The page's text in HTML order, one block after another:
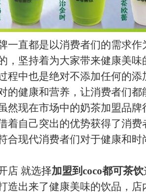
直都是以消费者们的需求作
，坚持着为大家带来健康美
程中也是绝对不添加任何的添
的健康和营养，让消费者们
然现在市场中的奶茶加盟品牌
着自己突出的优势获得了消费
合现代消费者们对于健康和时
就选择加盟到coco都可茶饮
造出来了健康美味的饮品，店